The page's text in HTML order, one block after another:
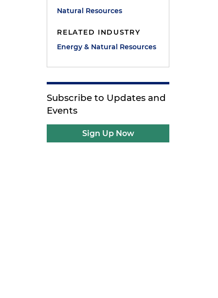
Natural Resources
RELATED INDUSTRY
Energy & Natural Resources
Subscribe to Updates and
Events
Sign Up Now